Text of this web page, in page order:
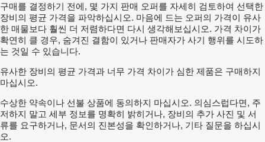
구매를 결정하기 전에, 몇 가지 판매 오퍼를 자세히 검토하여 선택한
장비의 평균 가격을 파악하십시오. 마음에 드는 오퍼의 가격이 유사
한 매물보다 훨씬 더 저렴하다면 다시 생각해보십시오. 가격 차이가
확연히 클 경우, 숨겨진 결함이 있거나 판매자가 사기 행위를 시도하
는 것일 수 있습니다.
유사한 장비의 평균 가격과 너무 가격 차이가 심한 제품은 구매하지
마십시오.
수상한 약속이나 선불 상품에 동의하지 마십시오. 의심스럽다면, 주
저하지 말고 세부 정보를 명확히 밝히거나, 장비의 추가 사진 및 서
류를 요구하거나, 문서의 진본성을 확인하거나, 기타 질문을 하십시
오.